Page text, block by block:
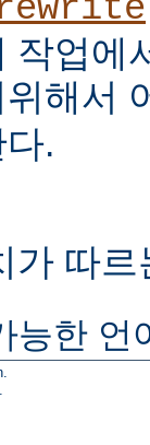
작업에
해서
.
가 따
능한 언